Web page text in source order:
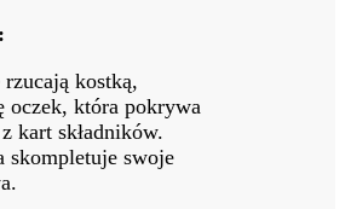
kostką,
oczek, która pokrywa
kart składników.
skompletuje swoje